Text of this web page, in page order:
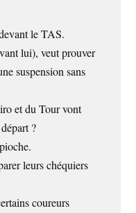
le TAS.
lui), veut prouver
suspension sans
et du Tour vont
?
leurs chéquiers
coureurs